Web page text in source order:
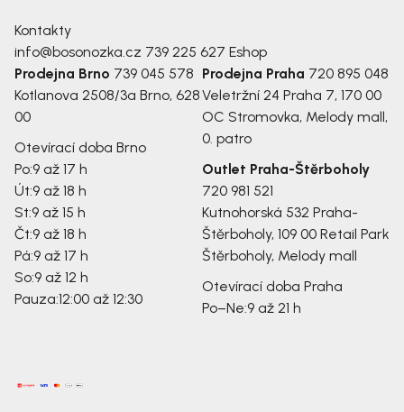
Kontakty
info@bosonozka.cz 739 225 627 Eshop
Prodejna Brno 739 045 578
Kotlanova 2508/3a Brno, 628
00
Otevírací doba Brno
Po:9 až 17 h
Út:9 až 18 h
St:9 až 15 h
Čt:9 až 18 h
Pá:9 až 17 h
So:9 až 12 h
Pauza:12:00 až 12:30
Prodejna Praha 720 895 048
Veletržní 24 Praha 7, 170 00
OC Stromovka, Melody mall,
0. patro
Outlet Praha-Štěrboholy
720 981 521
Kutnohorská 532 Praha-
Štěrboholy, 109 00 Retail Park
Štěrboholy, Melody mall
Otevírací doba Praha
Po–Ne:9 až 21 h